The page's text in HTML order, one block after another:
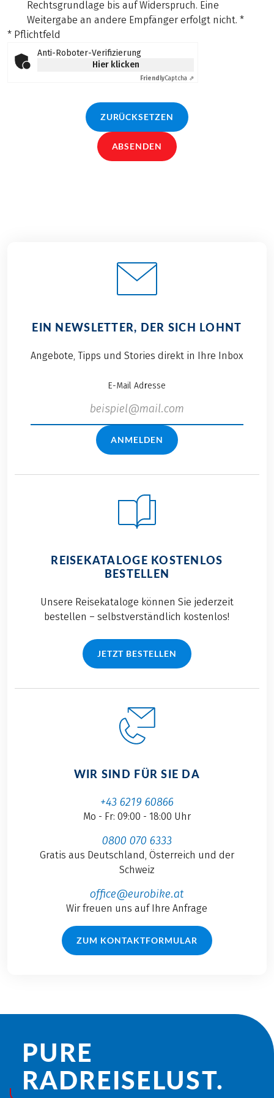
Rechtsgrundlage bis auf Widerspruch. Eine
Weitergabe an andere Empfänger erfolgt nicht. *
* Pflichtfeld
Anti-Roboter-Verifizierung
Hier klicken
FriendlyCaptcha ⇗
ZURÜCKSETZEN
ABSENDEN
EIN NEWSLETTER, DER SICH LOHNT
Angebote, Tipps und Stories direkt in Ihre Inbox
E-Mail Adresse
ANMELDEN
REISEKATALOGE KOSTENLOS
BESTELLEN
Unsere Reisekataloge können Sie jederzeit
bestellen – selbstverständlich kostenlos!
JETZT BESTELLEN
WIR SIND FÜR SIE DA
+43 6219 60866
Mo - Fr: 09:00 - 18:00 Uhr
0800 070 6333
Gratis aus Deutschland, Österreich und der
Schweiz
office@eurobike.at
Wir freuen uns auf Ihre Anfrage
ZUM KONTAKTFORMULAR
PURE
RADREISE­LUST.